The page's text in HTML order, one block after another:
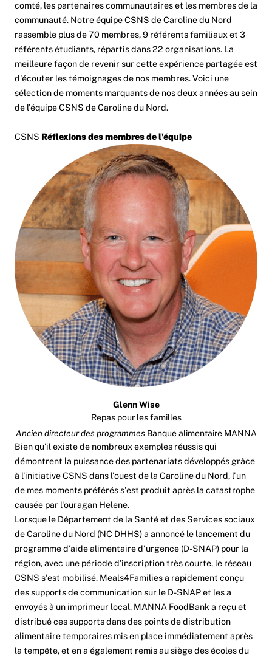
comté, les partenaires communautaires et les membres de la
communauté. Notre équipe CSNS de Caroline du Nord
rassemble plus de 70 membres, 9 référents familiaux et 3
référents étudiants, répartis dans 22 organisations. La
meilleure façon de revenir sur cette expérience partagée est
d'écouter les témoignages de nos membres. Voici une
sélection de moments marquants de nos deux années au sein
de l'équipe CSNS de Caroline du Nord.
CSNS Réflexions des membres de l'équipe
Glenn Wise
Repas pour les familles
Ancien directeur des programmes Banque alimentaire MANNA
Bien qu'il existe de nombreux exemples réussis qui
démontrent la puissance des partenariats développés grâce
à l'initiative CSNS dans l'ouest de la Caroline du Nord, l'un
de mes moments préférés s'est produit après la catastrophe
causée par l'ouragan Helene.
Lorsque le Département de la Santé et des Services sociaux
de Caroline du Nord (NC DHHS) a annoncé le lancement du
programme d'aide alimentaire d'urgence (D-SNAP) pour la
région, avec une période d'inscription très courte, le réseau
CSNS s'est mobilisé. Meals4Families a rapidement conçu
des supports de communication sur le D-SNAP et les a
envoyés à un imprimeur local. MANNA FoodBank a reçu et
distribué ces supports dans des points de distribution
alimentaire temporaires mis en place immédiatement après
la tempête, et en a également remis au siège des écoles du